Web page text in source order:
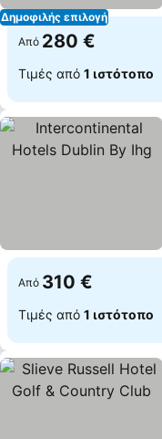
Δημοφιλής επιλογή
Από 280 €
Τιμές από 1 ιστότοπο
Από 310 €
Τιμές από 1 ιστότοπο